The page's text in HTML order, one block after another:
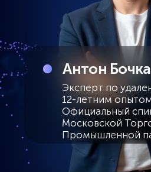
Более 20 000 человек прошли
бесплатные вебинары